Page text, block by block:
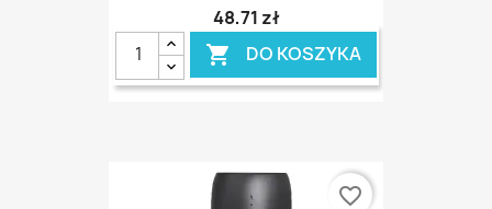
48,71 zł
 DO KOSZYKA
favorite_border